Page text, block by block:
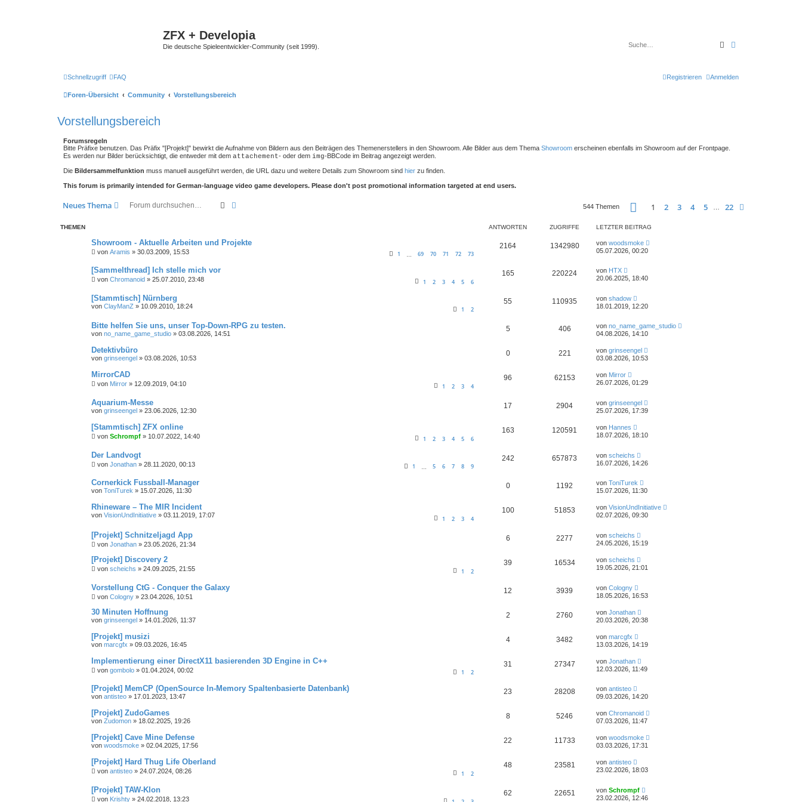
ZFX + Developia
Die deutsche Spieleentwickler-Community (seit 1999). Suche
Schnellzugriff FAQ Anmelden
Registrieren
Foren-Übersicht Community Vorstellungsbereich
Vorstellungsbereich
Forumsregeln
Bitte Präfixe benutzen. Das Präfix "[Projekt]" bewirkt die Aufnahme von Bildern aus den Beiträgen des Themenerstellers in den Showroom. Alle Bilder aus dem Thema Showroom erscheinen ebenfalls im Showroom auf der Frontpage.
Es werden nur Bilder berücksichtigt, die entweder mit dem attachement- oder dem img-BBCode im Beitrag angezeigt werden.
Die Bildersammelfunktion muss manuell ausgeführt werden, die URL dazu und weitere Details zum Showroom sind hier zu finden.
This forum is primarily intended for German-language video game developers. Please don't post promotional information targeted at end users.
Neues Thema Suche 544 Themen Seite von22
1 2 3 4 5 22
THEMEN ANTWORTEN ZUGRIFFE LETZTER BEITRAG
Showroom - Aktuelle Arbeiten und Projekte
von Aramis » 30.03.2009, 15:53 1 69 70 71 72 73
2164 1342980 von woodsmoke
05.07.2026, 00:20
[Sammelthread] Ich stelle mich vor
von Chromanoid » 25.07.2010, 23:48 1 2 3 4 5 6
165 220224 von HTX
20.06.2025, 18:40
[Stammtisch] Nürnberg
von ClayManZ » 10.09.2010, 18:24 1 2
55 110935 von shadow
18.01.2019, 12:20
Bitte helfen Sie uns, unser Top-Down-RPG zu testen.
von no_name_game_studio » 03.08.2026, 14:51
5 406 von no_name_game_studio
04.08.2026, 14:10
Detektivbüro
von grinseengel » 03.08.2026, 10:53
0 221 von grinseengel
03.08.2026, 10:53
MirrorCAD
von Mirror » 12.09.2019, 04:10 1 2 3 4
96 62153 von Mirror
26.07.2026, 01:29
Aquarium-Messe
von grinseengel » 23.06.2026, 12:30
17 2904 von grinseengel
25.07.2026, 17:39
[Stammtisch] ZFX online
von Schrompf » 10.07.2022, 14:40 1 2 3 4 5 6
163 120591 von Hannes
18.07.2026, 18:10
Der Landvogt
von Jonathan » 28.11.2020, 00:13 1 5 6 7 8 9
242 657873 von scheichs
16.07.2026, 14:26
Cornerkick Fussball-Manager
von ToniTurek » 15.07.2026, 11:30
0 1192 von ToniTurek
15.07.2026, 11:30
Rhineware – The MIR Incident
von VisionUndInitiative » 03.11.2019, 17:07 1 2 3 4
100 51853 von VisionUndInitiative
02.07.2026, 09:30
[Projekt] Schnitzeljagd App
von Jonathan » 23.05.2026, 21:34
6 2277 von scheichs
24.05.2026, 15:19
[Projekt] Discovery 2
von scheichs » 24.09.2025, 21:55 1 2
39 16534 von scheichs
19.05.2026, 21:01
Vorstellung CtG - Conquer the Galaxy
von Cologny » 23.04.2026, 10:51
12 3939 von Cologny
18.05.2026, 16:53
30 Minuten Hoffnung
von grinseengel » 14.01.2026, 11:37
2 2760 von Jonathan
20.03.2026, 20:38
[Projekt] musizi
von marcgfx » 09.03.2026, 16:45
4 3482 von marcgfx
13.03.2026, 14:19
Implementierung einer DirectX11 basierenden 3D Engine in C++
von gombolo » 01.04.2024, 00:02 1 2
31 27347 von Jonathan
12.03.2026, 11:49
[Projekt] MemCP (OpenSource In-Memory Spaltenbasierte Datenbank)
von antisteo » 17.01.2023, 13:47
23 28208 von antisteo
09.03.2026, 14:20
[Projekt] ZudoGames
von Zudomon » 18.02.2025, 19:26
8 5246 von Chromanoid
07.03.2026, 11:47
[Projekt] Cave Mine Defense
von woodsmoke » 02.04.2025, 17:56
22 11733 von woodsmoke
03.03.2026, 17:31
[Projekt] Hard Thug Life Oberland
von antisteo » 24.07.2024, 08:26 1 2
48 23581 von antisteo
23.02.2026, 18:03
[Projekt] TAW-Klon
von Krishty » 24.02.2018, 13:23
62 22651 von Schrompf
23.02.2026, 12:46